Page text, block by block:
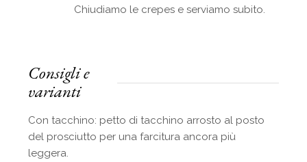
Chiudiamo le crepes e serviamo subito.
Consigli e
varianti
Con tacchino: petto di tacchino arrosto al posto
del prosciutto per una farcitura ancora più
leggera.